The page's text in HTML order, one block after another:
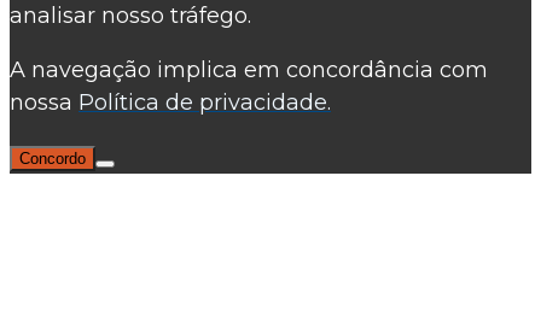
analisar nosso tráfego.
A navegação implica em concordância com
nossa Política de privacidade.
Concordo